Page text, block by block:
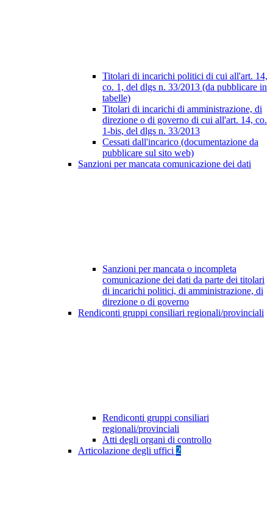
Titolari di incarichi politici di cui all'art. 14,
co. 1, del dlgs n. 33/2013 (da pubblicare in
tabelle)
Titolari di incarichi di amministrazione, di
direzione o di governo di cui all'art. 14, co.
1-bis, del dlgs n. 33/2013
Cessati dall'incarico (documentazione da
pubblicare sul sito web)
Sanzioni per mancata comunicazione dei dati
Sanzioni per mancata o incompleta
comunicazione dei dati da parte dei titolari
di incarichi politici, di amministrazione, di
direzione o di governo
Rendiconti gruppi consiliari regionali/provinciali
Rendiconti gruppi consiliari
regionali/provinciali
Atti degli organi di controllo
Articolazione degli uffici 2